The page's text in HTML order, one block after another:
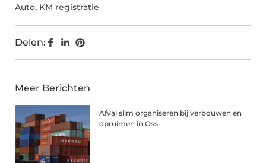
Auto, KM registratie
Delen:
Meer Berichten
Afval slim organiseren bij verbouwen en
opruimen in Oss